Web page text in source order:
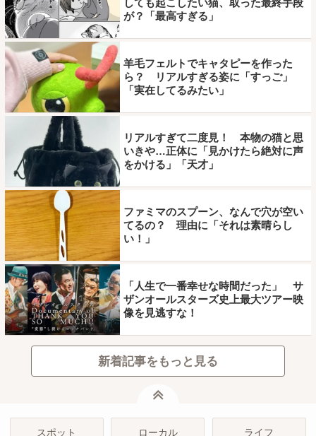
しても起こしたい猫、取った最終手段
が？「最高すぎる」
羊毛フェルトでキャタピーを作った
ら？ リアルすぎる姿に「すっご」
「実在してるみたい」
リアルすぎて二度見！ 本物の猫と思
いきや…正体に「見かけたら絶対に声
をかける」「天才」
ファミマのスプーン、なんで穴が空い
てるの？ 理由に「それは素晴らし
い！」
「人生で一番幸せな時間だった」 サ
ザンオールスターズ史上最大ツアー映
像を見逃すな！
新着記事をもっと見る
スポット ローカル ライフ